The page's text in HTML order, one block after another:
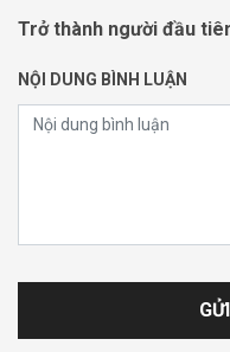
Trở thành người đầu
NỘI DUNG BÌNH LUẬN